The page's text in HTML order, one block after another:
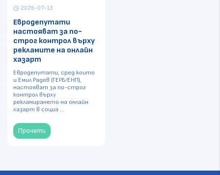
schedule 2026-07-13
Евродепутати
настояват за по-
строг контрол върху
рекламите на онлайн
хазарт
Евродепутати, сред които
и Емил Радев (ГЕРБ/ЕНП),
настояват за по-строг
контрол върху
рекламирането на онлайн
хазарт в социа ...
Прочети